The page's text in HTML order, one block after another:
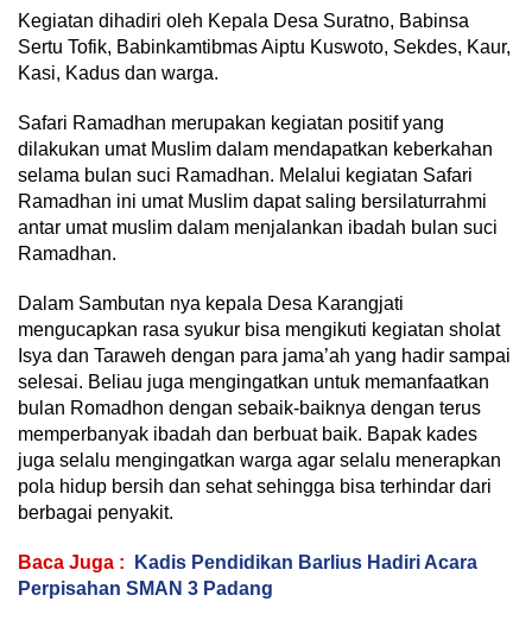
Kegiatan dihadiri oleh Kepala Desa Suratno, Babinsa
Sertu Tofik, Babinkamtibmas Aiptu Kuswoto, Sekdes, Kaur,
Kasi, Kadus dan warga.
Safari Ramadhan merupakan kegiatan positif yang
dilakukan umat Muslim dalam mendapatkan keberkahan
selama bulan suci Ramadhan. Melalui kegiatan Safari
Ramadhan ini umat Muslim dapat saling bersilaturrahmi
antar umat muslim dalam menjalankan ibadah bulan suci
Ramadhan.
Dalam Sambutan nya kepala Desa Karangjati
mengucapkan rasa syukur bisa mengikuti kegiatan sholat
Isya dan Taraweh dengan para jama’ah yang hadir sampai
selesai. Beliau juga mengingatkan untuk memanfaatkan
bulan Romadhon dengan sebaik-baiknya dengan terus
memperbanyak ibadah dan berbuat baik. Bapak kades
juga selalu mengingatkan warga agar selalu menerapkan
pola hidup bersih dan sehat sehingga bisa terhindar dari
berbagai penyakit.
Baca Juga :
Kadis Pendidikan Barlius Hadiri Acara
Perpisahan SMAN 3 Padang